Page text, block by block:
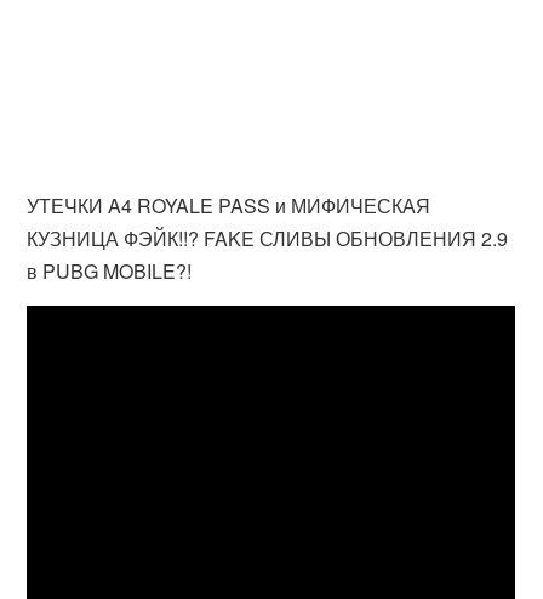
УТЕЧКИ A4 ROYALE PASS и МИФИЧЕСКАЯ
КУЗНИЦА ФЭЙК!!? FAKE СЛИВЫ ОБНОВЛЕНИЯ 2.9
в PUBG MOBILE?!